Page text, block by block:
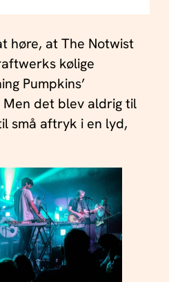
høre, at The Notwist
kølige
Pumpkins’
Men det blev aldrig til
små aftryk i en lyd,